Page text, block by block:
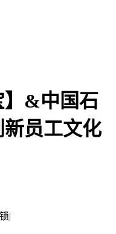
】&中国石
员工文化
|